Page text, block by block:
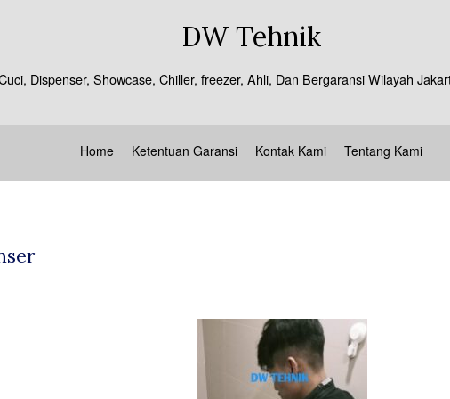
DW Tehnik
Dispenser, Showcase, Chiller, freezer, Ahli, Dan Bergaransi Wilayah
Home Ketentuan Garansi Kontak Kami Tentang Kami